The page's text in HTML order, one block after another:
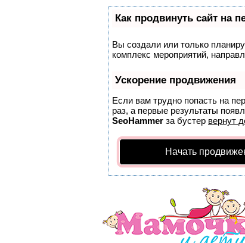
Как продвинуть сайт на
Вы создали или только
комплекс мероприятий,
Ускорение продвижения
Если вам трудно попасть на
раз, а первые результаты
SeoHammer за бустер вернут
Начать